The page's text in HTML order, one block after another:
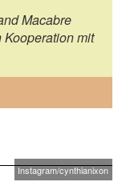
Macabre
mit
Instagram/cynthianixon